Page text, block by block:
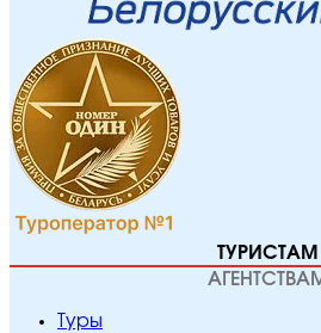
ТУРИСТАМ
Туры